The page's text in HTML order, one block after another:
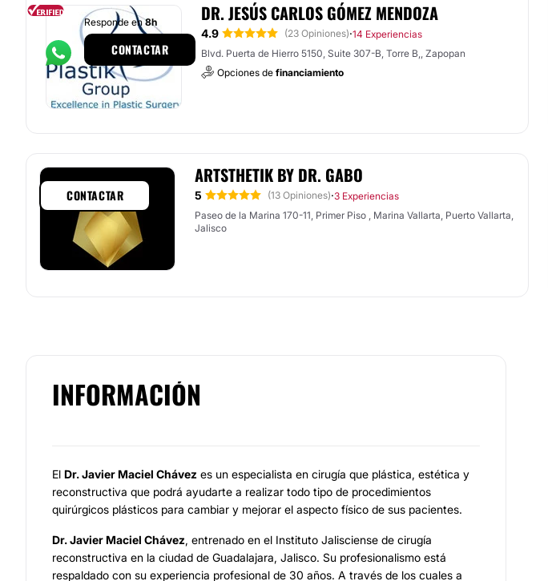
DR. JESÚS CARLOS GÓMEZ MENDOZA
4.9 (23 Opiniones)·14 Experiencias
Blvd. Puerta de Hierro 5150, Suite 307-B, Torre B,, Zapopan
Opciones de financiamiento
Responde en8h
CONTACTAR
ARTSTHETIK BY DR. GABO
5 (13 Opiniones)·3 Experiencias
Paseo de la Marina 170-11, Primer Piso , Marina Vallarta, Puerto Vallarta,
Jalisco
CONTACTAR
INFORMACIÓN
El Dr. Javier Maciel Chávez es un especialista en cirugía que plástica, estética y
reconstructiva que podrá ayudarte a realizar todo tipo de procedimientos
quirúrgicos plásticos para cambiar y mejorar el aspecto físico de sus pacientes.
Dr. Javier Maciel Chávez, entrenado en el Instituto Jalisciense de cirugía
reconstructiva en la ciudad de Guadalajara, Jalisco. Su profesionalismo está
respaldado con su experiencia profesional de 30 años. A través de los cuales a